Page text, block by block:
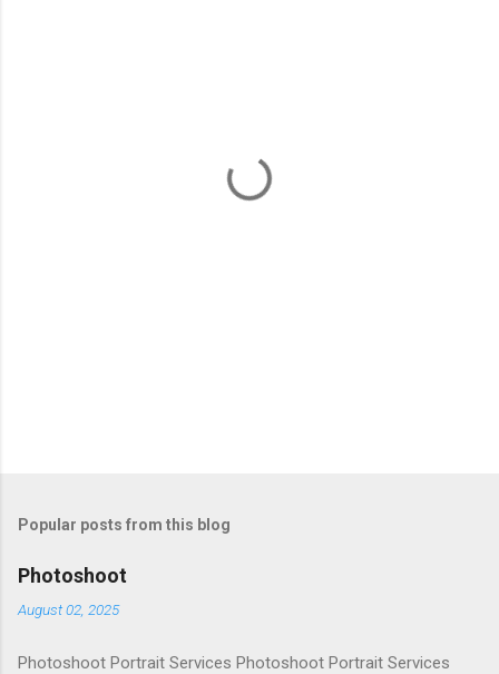
Popular posts from this blog
Photoshoot
August 02, 2025
Photoshoot Portrait Services Photoshoot Portrait Services